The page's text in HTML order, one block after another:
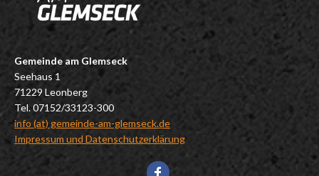
Gemeinde am Glemseck
Seehaus 1
71229 Leonberg
Tel. 07152/33123-300
info (at) gemeinde-am-glemseck.de
Impressum und Datenschutzerklärung